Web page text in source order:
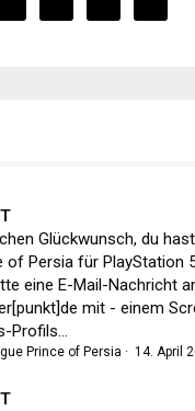
Glückwunsch, du
of Persia für PlayStation
eine E-Mail-Nachricht
mit - einem
Profils...
Prince of Persia · 14. April